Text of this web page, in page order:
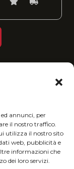
annunci, per
il nostro traffico.
utilizza il nostro sito
web, pubblicità e
informazioni che
dei loro servizi.
in formato